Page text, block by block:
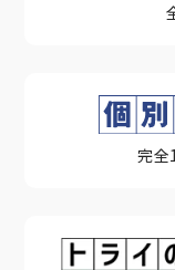
完全